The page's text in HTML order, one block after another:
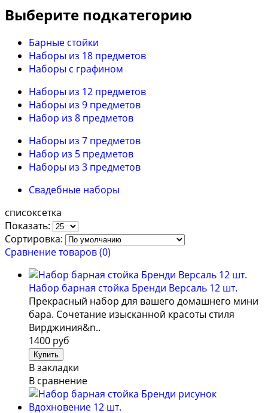
Выберите подкатегорию
Барные стойки
Наборы из 18 предметов
Наборы с графином
Наборы из 12 предметов
Наборы из 9 предметов
Набор из 8 предметов
Наборы из 7 предметов
Набор из 5 предметов
Наборы из 3 предметов
Свадебные наборы
списоксетка
Показать:
Сортировка:
Сравнение товаров (0)
Набор барная стойка Бренди Версаль 12 шт.
Прекрасный набор для вашего домашнего мини
бара. Сочетание изысканной красоты стиля
Вирджиния&n..
1400 руб
В закладки
В сравнение